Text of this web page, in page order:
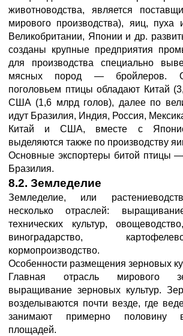
животноводства, является
мирового производства), яиц,
Великобритании, Японии и др.
созданы крупные предприятия
для производства специально
мясных пород — бройлеров.
поголовьем птицы обладают Китай
США (1,6 млрд голов), далее по
идут Бразилия, Индия, Россия,
Китай и США, вместе с
выделяются также по производству
Основные экспортеры битой птицы
Бразилия.
8.2. Земледелие
Земледелие, или
несколько отраслей:
технических культур,
виноградарство,
кормопроизводство.
Особенности размещения зерновых
Главная отрасль мирового
выращивание зерновых культур.
возделываются почти везде, где
занимают примерно половину
площадей.